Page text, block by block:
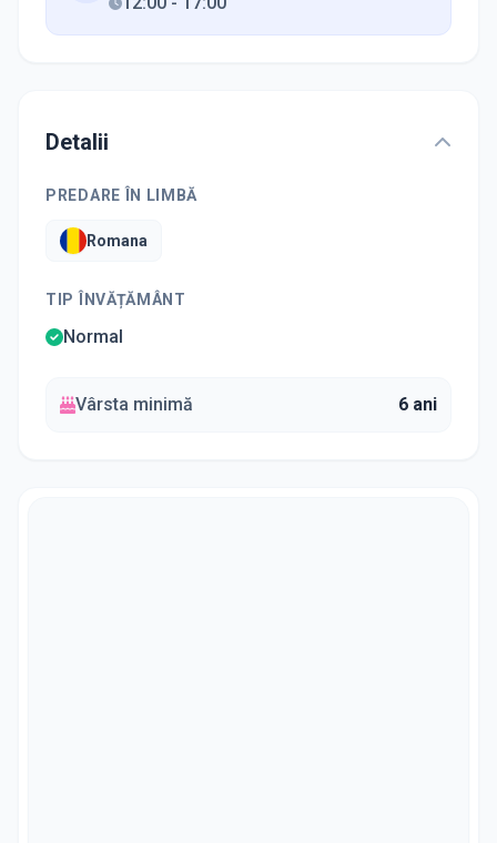
Detalii
PREDARE ÎN LIMBĂ
Romana
TIP ÎNVĂȚĂMÂNT
Normal
Vârsta minimă 6 ani